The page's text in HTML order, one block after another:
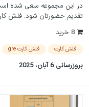
تقدیم حضورتان شود. فلش
8 خرید
فلش کارت فلش کارت gre (و
بروزرسانی 6 آبان، 2025